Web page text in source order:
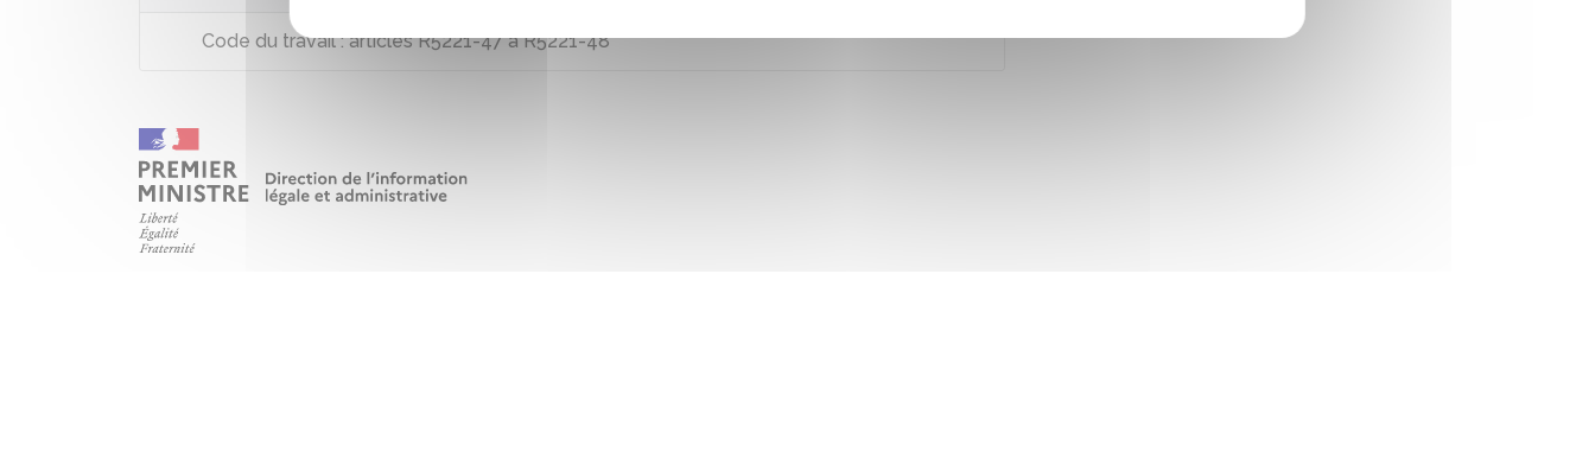
Code du travail : articles R5221-47 à R5221-48